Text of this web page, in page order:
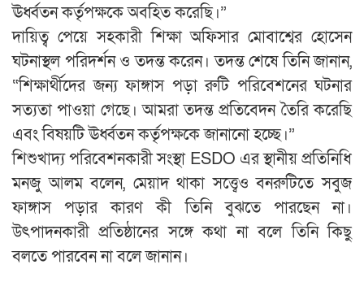
ঊর্ধ্বতন কর্তৃপক্ষকে অবহিত করেছি।”
দায়িত্ব পেয়ে সহকারী শিক্ষা অফিসার মোবাশ্বের হোসেন
ঘটনাস্থল পরিদর্শন ও তদন্ত করেন। তদন্ত শেষে তিনি জানান,
“শিক্ষার্থীদের জন্য ফাঙ্গাস পড়া রুটি পরিবেশনের ঘটনার
সত্যতা পাওয়া গেছে। আমরা তদন্ত প্রতিবেদন তৈরি করেছি
এবং বিষয়টি ঊর্ধ্বতন কর্তৃপক্ষকে জানানো হচ্ছে।”
শিশুখাদ্য পরিবেশনকারী সংস্থা ESDO এর স্থানীয় প্রতিনিধি
মনজু আলম বলেন, মেয়াদ থাকা সত্ত্বেও বনরুটিতে সবুজ
ফাঙ্গাস পড়ার কারণ কী তিনি বুঝতে পারছেন না।
উৎপাদনকারী প্রতিষ্ঠানের সঙ্গে কথা না বলে তিনি কিছু
বলতে পারবেন না বলে জানান।